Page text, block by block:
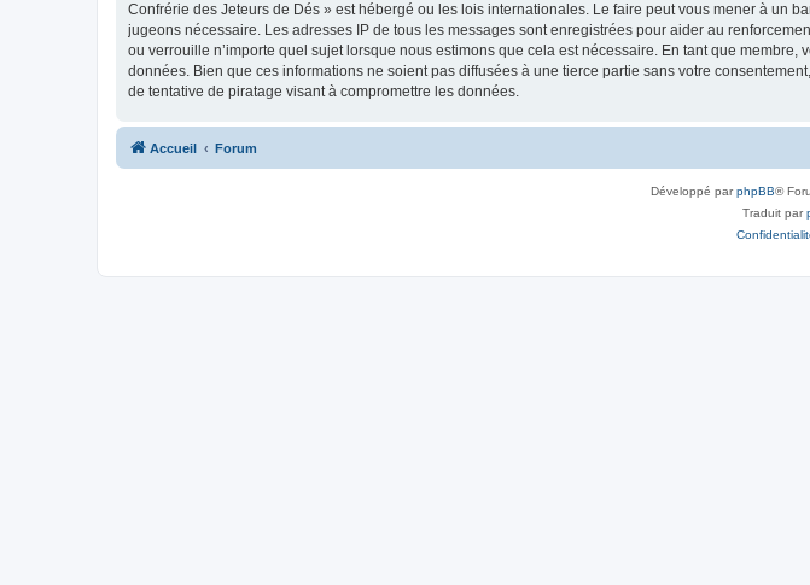
Confrérie des Jeteurs de Dés » est hébergé ou les lois internationales. Le faire peut vous mener à un
jugeons nécessaire. Les adresses IP de tous les messages sont enregistrées pour aider au
ou verrouille n’importe quel sujet lorsque nous estimons que cela est nécessaire. En tant que
données. Bien que ces informations ne soient pas diffusées à une tierce partie sans votre
de tentative de piratage visant à compromettre les données.
Accueil Forum
Développé parphpBB®
Traduit par